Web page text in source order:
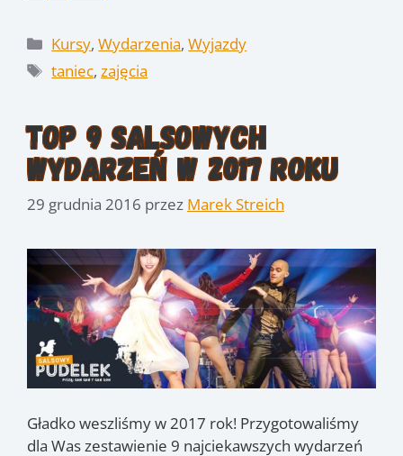
Kategorie
Kursy,Wydarzenia,Wyjazdy
Tagi
taniec,zajęcia
Top 9 Salsowych
Wydarzeń w 2017 roku
29 grudnia 2016 przez Marek Streich
Gładko weszliśmy w 2017 rok! Przygotowaliśmy
dla Was zestawienie 9 najciekawszych wydarzeń